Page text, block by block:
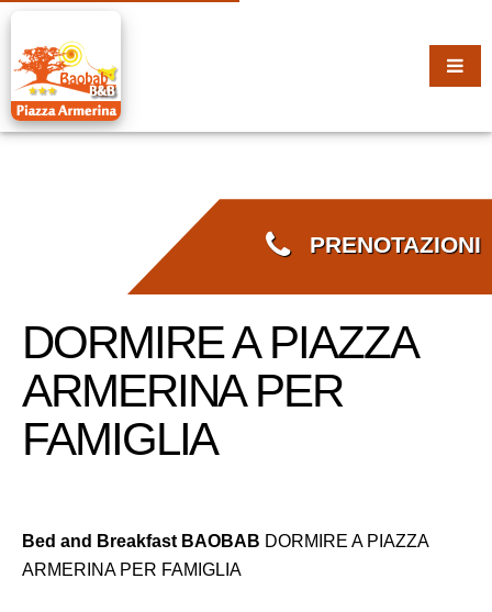
PRENOTAZIONI
DORMIRE A PIAZZA
ARMERINA PER
FAMIGLIA
Bed and Breakfast BAOBAB DORMIRE A PIAZZA
ARMERINA PER FAMIGLIA